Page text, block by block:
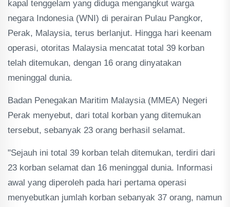
kapal tenggelam yang diduga mengangkut warga
negara Indonesia (WNI) di perairan Pulau Pangkor,
Perak, Malaysia, terus berlanjut. Hingga hari keenam
operasi, otoritas Malaysia mencatat total 39 korban
telah ditemukan, dengan 16 orang dinyatakan
meninggal dunia.
Badan Penegakan Maritim Malaysia (MMEA) Negeri
Perak menyebut, dari total korban yang ditemukan
tersebut, sebanyak 23 orang berhasil selamat.
"Sejauh ini total 39 korban telah ditemukan, terdiri dari
23 korban selamat dan 16 meninggal dunia. Informasi
awal yang diperoleh pada hari pertama operasi
menyebutkan jumlah korban sebanyak 37 orang, namun